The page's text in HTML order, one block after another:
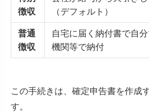
徴収
（デフォルト）
普通
徴収
自宅に届く納付書で自
機関等で納付
この手続きは、確定申告書を作成
す。